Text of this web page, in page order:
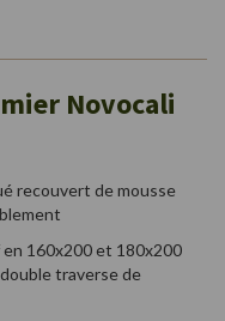
Novocali
recouvert de mousse
160x200 et 180x200
traverse de